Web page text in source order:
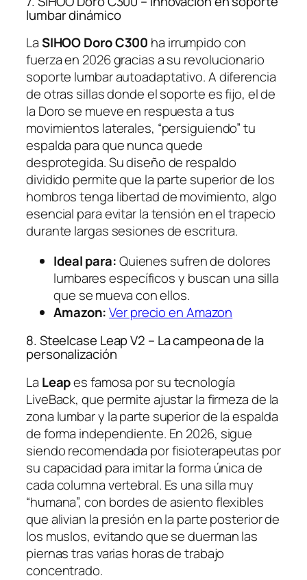
lumbar dinámico
LaSIHOO Doro C300 ha irrumpido con
fuerza en 2026 gracias a su revolucionario
soporte lumbar autoadaptativo. A diferencia
de otras sillas donde el soporte es fijo, el de
la Doro se mueve en respuesta a tus
movimientos laterales, “persiguiendo” tu
espalda para que nunca quede
desprotegida. Su diseño de respaldo
dividido permite que la parte superior de los
hombros tenga libertad de movimiento, algo
esencial para evitar la tensión en el trapecio
durante largas sesiones de escritura.
Ideal para:Quienes sufren de dolores
lumbares específicos y buscan una silla
que se mueva con ellos.
Amazon: Ver precio en Amazon
8. Steelcase Leap V2 – La campeona de la
personalización
La Leapes famosa por su tecnología
LiveBack, que permite ajustar la firmeza de la
zona lumbar y la parte superior de la espalda
de forma independiente. En 2026, sigue
siendo recomendada por fisioterapeutas por
su capacidad para imitar la forma única de
cada columna vertebral. Es una silla muy
“humana”, con bordes de asiento flexibles
que alivian la presión en la parte posterior de
los muslos, evitando que se duerman las
piernas tras varias horas de trabajo
concentrado.